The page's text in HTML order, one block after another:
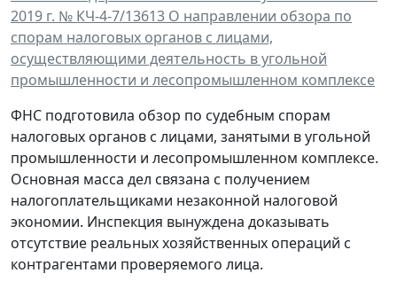
2019 г. № КЧ-4-7/13613 О направлении обзора по
спорам налоговых органов с лицами,
осуществляющими деятельность в угольной
промышленности и лесопромышленном комплексе
ФНС подготовила обзор по судебным спорам
налоговых органов с лицами, занятыми в угольной
промышленности и лесопромышленном комплексе.
Основная масса дел связана с получением
налогоплательщиками незаконной налоговой
экономии. Инспекция вынуждена доказывать
отсутствие реальных хозяйственных операций с
контрагентами проверяемого лица.